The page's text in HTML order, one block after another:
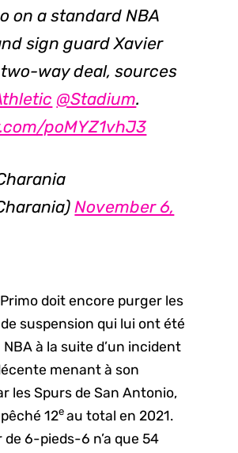
on a standard NBA
sign guard Xavier
way deal, sources
@Stadium.
poMYZ1vhJ3
November 6,
doit encore purger les
suspension qui lui ont été
à la suite d’un incident
menant à son
les Spurs de San Antonio,
12e au total en 2021.
de 6-pieds-6 n’a que 54